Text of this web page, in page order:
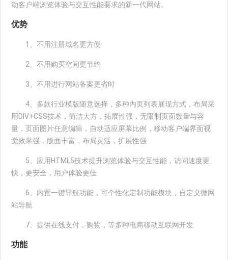
动客户端浏览体验与交互性能要求的新一代网站。
优势
1、不用注册域名更方便
2、不用购买空间更节约
3、不用进行网站备案更省时
4、多款行业模版随意选择，多种内页列表展现方式，布局采
用DIV+CSS技术，简洁大方，拓展性强，无限制页面数量与容
量，页面图片任意编辑，自动适应屏幕比例，移动客户端界面视
觉效果强，版面丰富，布局灵活，扩展性强
5、应用HTML5技术提升浏览体验与交互性能，访问速度更
快，更安全，用户体验更佳
6、内置一键导航功能，可个性化定制功能模块，自定义微网
站导航
7、提供在线支付，购物，等多种电商移动互联网开发
功能